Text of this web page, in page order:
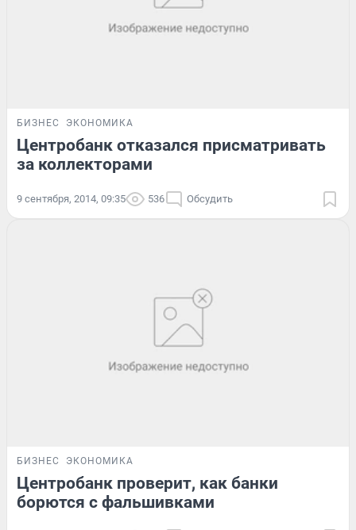
БИЗНЕС ЭКОНОМИКА
Центробанк отказался присматривать
за коллекторами
9 сентября, 2014, 09:35 536 Обсудить
БИЗНЕС ЭКОНОМИКА
Центробанк проверит, как банки
борются с фальшивками